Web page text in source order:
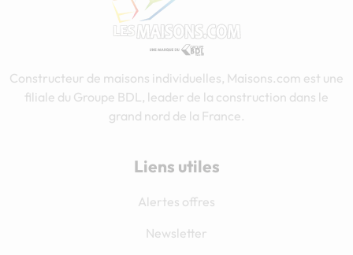
Constructeur de maisons individuelles, Maisons.com est une
filiale du Groupe BDL, leader de la construction dans le
grand nord de la France.
Liens utiles
Alertes offres
Newsletter